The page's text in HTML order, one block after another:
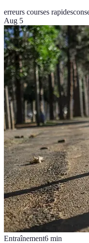
erreurs courses rapides
Aug 5
Entraînement6 min